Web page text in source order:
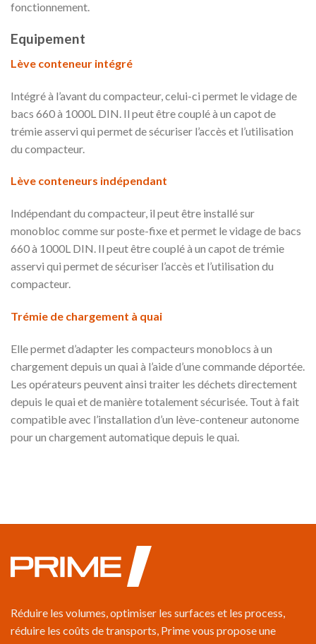
fonctionnement.
Equipement
Lève conteneur intégré
Intégré à l’avant du compacteur, celui-ci permet le vidage de
bacs 660 à 1000L DIN. Il peut être couplé à un capot de
trémie asservi qui permet de sécuriser l’accès et l’utilisation
du compacteur.
Lève conteneurs indépendant
Indépendant du compacteur, il peut être installé sur
monobloc comme sur poste-fixe et permet le vidage de bacs
660 à 1000L DIN. Il peut être couplé à un capot de trémie
asservi qui permet de sécuriser l’accès et l’utilisation du
compacteur.
Trémie de chargement à quai
Elle permet d’adapter les compacteurs monoblocs à un
chargement depuis un quai à l’aide d’une commande déportée.
Les opérateurs peuvent ainsi traiter les déchets directement
depuis le quai et de manière totalement sécurisée. Tout à fait
compatible avec l’installation d’un lève-conteneur autonome
pour un chargement automatique depuis le quai.
Réduire les volumes, optimiser les surfaces et les process,
réduire les coûts de transports, Prime vous propose une